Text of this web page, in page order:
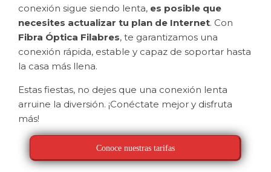
conexión sigue siendo lenta, es posible que
necesites actualizar tu plan de Internet. Con
Fibra Óptica Filabres, te garantizamos una
conexión rápida, estable y capaz de soportar hasta
la casa más llena.
Estas fiestas, no dejes que una conexión lenta
arruine la diversión. ¡Conéctate mejor y disfruta
más!
Conoce nuestras tarifas